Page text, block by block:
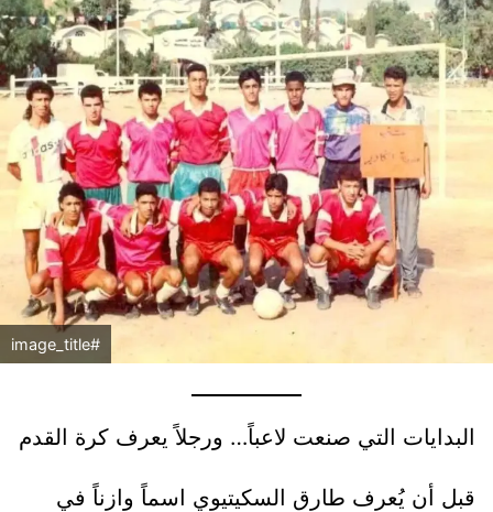
#image_title
البدايات التي صنعت لاعباً… ورجلاً يعرف كرة القدم
قبل أن يُعرف طارق السكيتيوي اسماً وازناً في